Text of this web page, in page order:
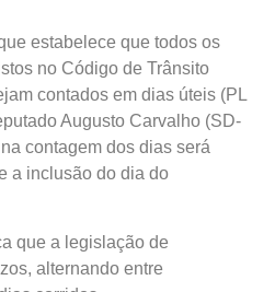
estabelece que todos os
no Código de Trânsito
contados em dias úteis (PL
Augusto Carvalho (SD-
contagem dos dias será
a inclusão do dia do